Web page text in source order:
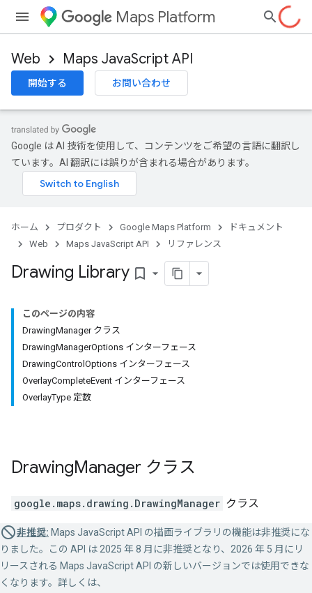
Maps Platform
Web Maps JavaScript API
開始する お問い合わせ
Google は AI 技術を使用して、コンテンツをご希望の言語に翻訳し
ています。AI 翻訳には誤りが含まれる場合があります。
ホーム プロダクト Google Maps Platform
ドキュメント
Web
Maps JavaScript API リファレンス
Drawing Library bookmark_border
このページの内容
DrawingManager クラス
DrawingManagerOptions インターフェース
DrawingControlOptions インターフェース
OverlayCompleteEvent インターフェース
OverlayType 定数
DrawingManager クラス
google.maps.drawing . DrawingManager クラス
非推奨: Maps JavaScript API の描画ライブラリの機能は非推奨にな
りました。この API は 2025 年 8 月に非推奨となり、2026 年 5 月にリ
リースされる Maps JavaScript API の新しいバージョンでは使用できな
くなります。詳しくは、